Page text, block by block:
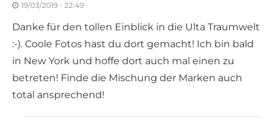
19/03/2019 - 22:49
Danke für den tollen Einblick in die Ulta Traumwelt
:-). Coole Fotos hast du dort gemacht! Ich bin bald
in New York und hoffe dort auch mal einen zu
betreten! Finde die Mischung der Marken auch
total ansprechend!